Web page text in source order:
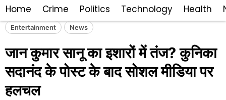
Home Crime Politics Technology Health
Entertainment News
जान कुमार सानू का इशारों में तंज? कुनिका
सदानंद के पोस्ट के बाद सोशल मीडिया पर
हलचल